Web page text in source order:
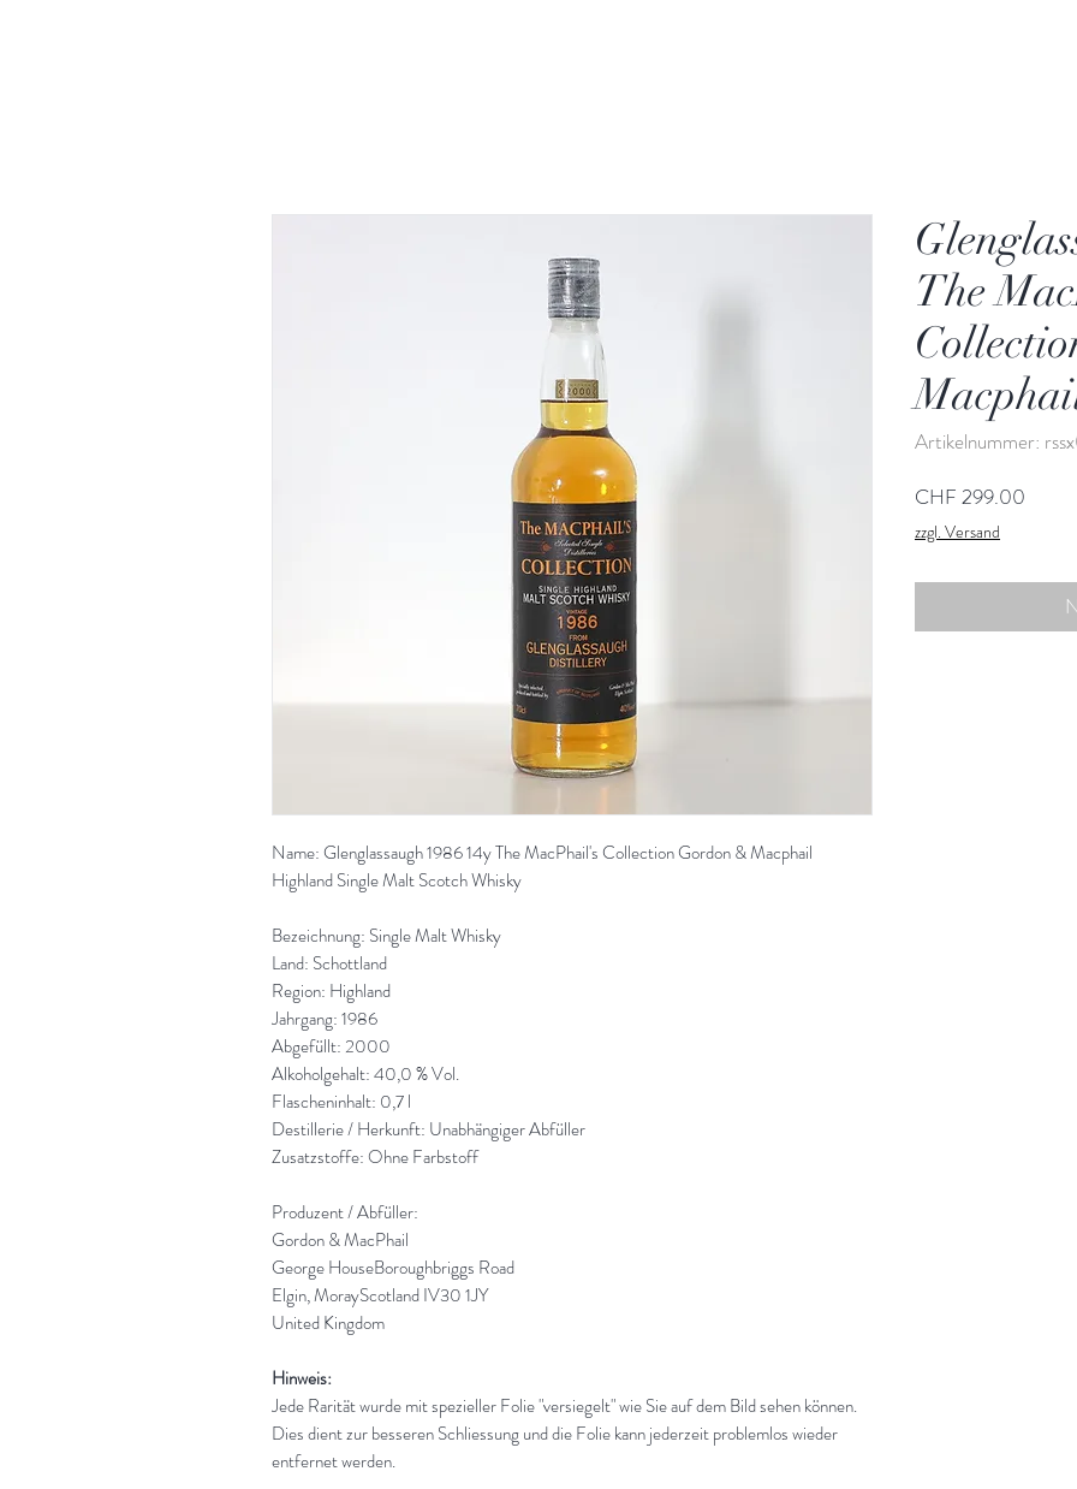
Name: Glenglassaugh 1986 14y The MacPhail's Collection Gordon & Macphail
Highland Single Malt Scotch Whisky
Bezeichnung: Single Malt Whisky
Land: Schottland
Region: Highland
Jahrgang: 1986
Abgefüllt: 2000
Alkoholgehalt: 40,0 % Vol.
Flascheninhalt: 0,7 l
Destillerie / Herkunft: Unabhängiger Abfüller
Zusatzstoffe: Ohne Farbstoff
Produzent / Abfüller:
Gordon & MacPhail
George HouseBoroughbriggs Road
Elgin, MorayScotland IV30 1JY
United Kingdom
Hinweis:
Jede Rarität wurde mit spezieller Folie "versiegelt" wie Sie auf dem Bild sehen können.
Dies dient zur besseren Schliessung und die Folie kann jederzeit problemlos wieder
entfernet werden.
The
Artikelnummer:
CHF 299.00
zzgl. Versand